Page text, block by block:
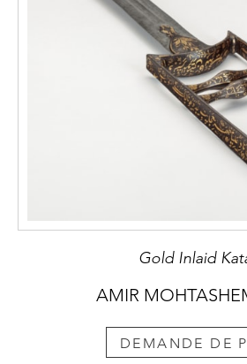
Gold Inlaid
AMIR
DEMANDE DE